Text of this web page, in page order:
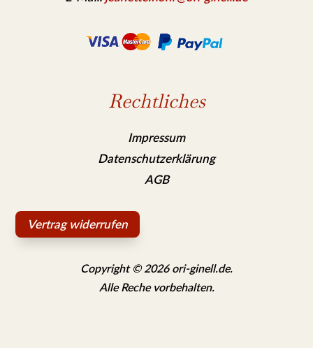
Rechtliches
Impressum
Datenschutzerklärung
AGB
Vertrag widerrufen
Copyright © 2026 ori-ginell.de.
Alle Reche vorbehalten.